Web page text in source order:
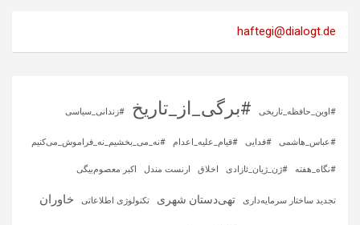
haftegi@dialogt.de
#اوین_حافظه_تاریخی #برگی_از_تاریخ #زندانی_سیاسی
#عباس_هاشمی #فدایی #قیام_علیه_اعدام #نه_می_بخشیم_نه_فراموش_می‌کنیم
#نگاه_هفته #ژن_ژیان_ئازادی اخلاق ارنست مندل اکبر معصوم‌بیگی
تجدید ساختار سرمایه‌داری تهی‌دستان شهری تکنولوژی اطلاعاتی خاوران